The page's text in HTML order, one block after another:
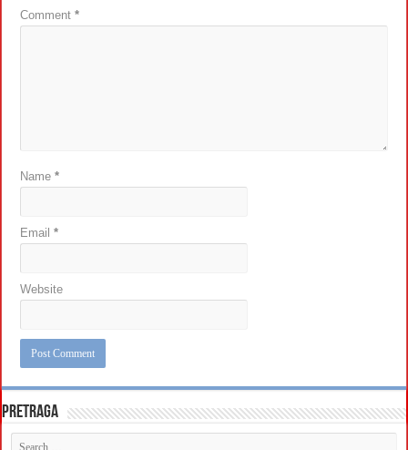
Comment*
Name*
Email*
Website
Pretraga